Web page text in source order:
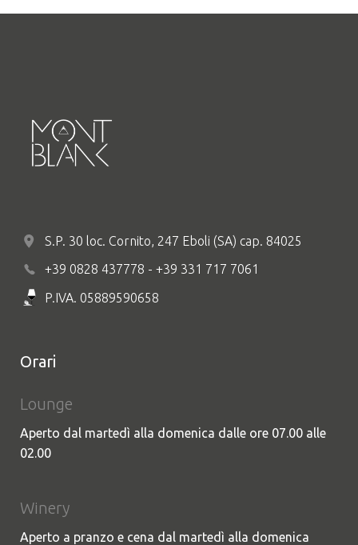
S.P. 30 loc. Cornito, 247 Eboli (SA) cap. 84025
+39 0828 437778 - +39 331 717 7061
P.IVA. 05889590658
Orari
Lounge
Aperto dal martedì alla domenica dalle ore 07.00 alle
02.00
Winery
Aperto a pranzo e cena dal martedì alla domenica